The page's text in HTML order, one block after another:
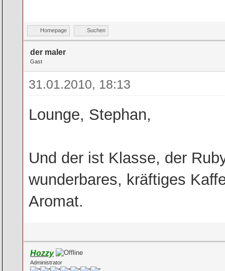
Homepage Suchen
der maler
Gast
31.01.2010, 18:13
Lounge, Stephan,
Und der ist Klasse, der
wunderbares, kräftiges
Aromat.
Hozzy
Administrator